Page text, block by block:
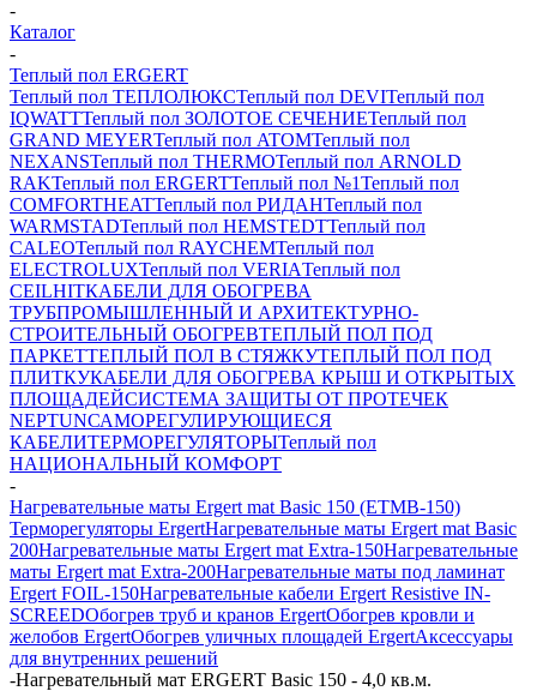
-
Каталог
-
Теплый пол ERGERT
Теплый пол ТЕПЛОЛЮКСТеплый пол DEVIТеплый пол
IQWATTТеплый пол ЗОЛОТОЕ СЕЧЕНИЕТеплый пол
GRAND MEYERТеплый пол ATOMТеплый пол
NEXANSТеплый пол THERMOТеплый пол ARNOLD
RAKТеплый пол ERGERTТеплый пол №1Теплый пол
COMFORTHEATТеплый пол РИДАНТеплый пол
WARMSTADТеплый пол HEMSTEDTТеплый пол
CALEOТеплый пол RAYCHEMТеплый пол
ELECTROLUXТеплый пол VERIAТеплый пол
CEILHITКАБЕЛИ ДЛЯ ОБОГРЕВА
ТРУБПРОМЫШЛЕННЫЙ И АРХИТЕКТУРНО-
СТРОИТЕЛЬНЫЙ ОБОГРЕВТЕПЛЫЙ ПОЛ ПОД
ПАРКЕТТЕПЛЫЙ ПОЛ В СТЯЖКУТЕПЛЫЙ ПОЛ ПОД
ПЛИТКУКАБЕЛИ ДЛЯ ОБОГРЕВА КРЫШ И ОТКРЫТЫХ
ПЛОЩАДЕЙСИСТЕМА ЗАЩИТЫ ОТ ПРОТЕЧЕК
NEPTUNСАМОРЕГУЛИРУЮЩИЕСЯ
КАБЕЛИТЕРМОРЕГУЛЯТОРЫТеплый пол
НАЦИОНАЛЬНЫЙ КОМФОРТ
-
Нагревательные маты Ergert mat Basic 150 (ETMB-150)
Терморегуляторы ErgertНагревательные маты Ergert mat Basic
200Нагревательные маты Ergert mat Extra-150Нагревательные
маты Ergert mat Extra-200Нагревательные маты под ламинат
Ergert FOIL-150Нагревательные кабели Ergert Resistive IN-
SCREEDОбогрев труб и кранов ErgertОбогрев кровли и
желобов ErgertОбогрев уличных площадей ErgertАксессуары
для внутренних решений
-Нагревательный мат ERGERT Basic 150 - 4,0 кв.м.